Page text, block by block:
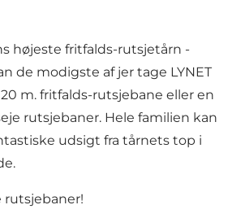
højeste fritfalds-rutsjetårn -
de modigste af jer tage LYNET
m. fritfalds-rutsjebane eller en
rutsjebaner. Hele familien kan
udsigt fra tårnets top i
rutsjebaner!